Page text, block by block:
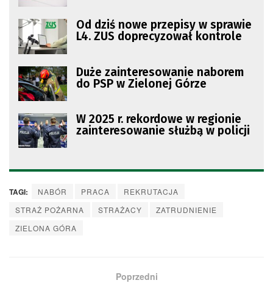
Od dziś nowe przepisy w sprawie
L4. ZUS doprecyzował kontrole
Duże zainteresowanie naborem
do PSP w Zielonej Górze
W 2025 r. rekordowe w regionie
zainteresowanie służbą w policji
TAGI: NABÓR PRACA
REKRUTACJA
STRAŻ POŻARNA
STRAŻACY
ZATRUDNIENIE
ZIELONA GÓRA
Poprzedni